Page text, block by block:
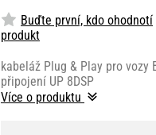
Buďte první, kdo ohodnotí
produkt
kabeláž Plug & Play pro vozy
připojení UP 8DSP
Více o produktu